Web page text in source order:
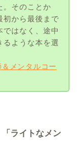
。そのことか
初から最後まで
はなく、途中
るような本を選
メンタルコー
ライトなメン